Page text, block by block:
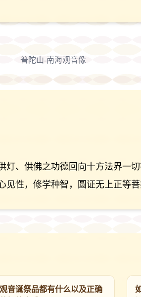
普陀山-南海观音像
灯、供佛之功德回向十方法界一
性，修学种智，圆证无上正等菩
观音诞祭品都有什么以及正确